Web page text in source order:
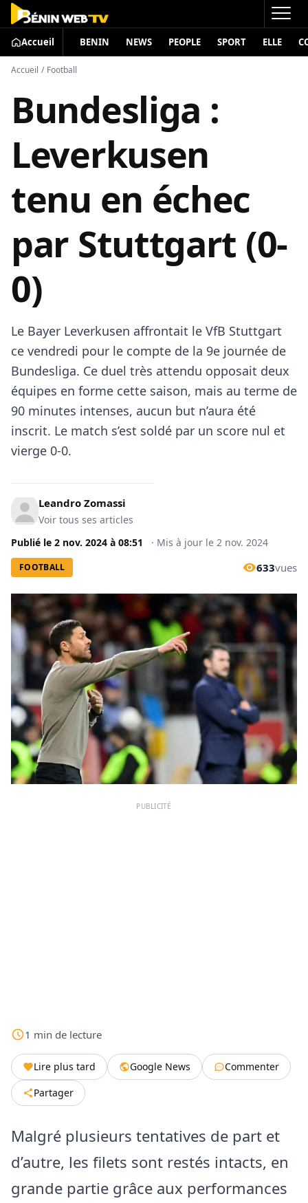
Accueil BENIN NEWS PEOPLE SPORT ELLE
Accueil / Football
Bundesliga :
Leverkusen
tenu en échec
par Stuttgart (0-
0)
Le Bayer Leverkusen affrontait le VfB Stuttgart
ce vendredi pour le compte de la 9e journée de
Bundesliga. Ce duel très attendu opposait deux
équipes en forme cette saison, mais au terme de
90 minutes intenses, aucun but n’aura été
inscrit. Le match s’est soldé par un score nul et
vierge 0-0.
Leandro Zomassi
Voir tous ses articles
Publié le 2 nov. 2024 à 08:51 · Mis à jour le 2 nov. 2024
FOOTBALL 633vues
PUBLICITÉ
1 min de lecture
Lire plus tard Google News
Commenter
Partager
Malgré plusieurs tentatives de part et
d’autre, les filets sont restés intacts, en
grande partie grâce aux performances